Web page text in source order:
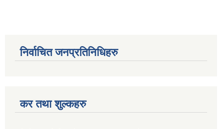
निर्वाचित जनप्रतिनिधिहरु
कर तथा शुल्कहरु